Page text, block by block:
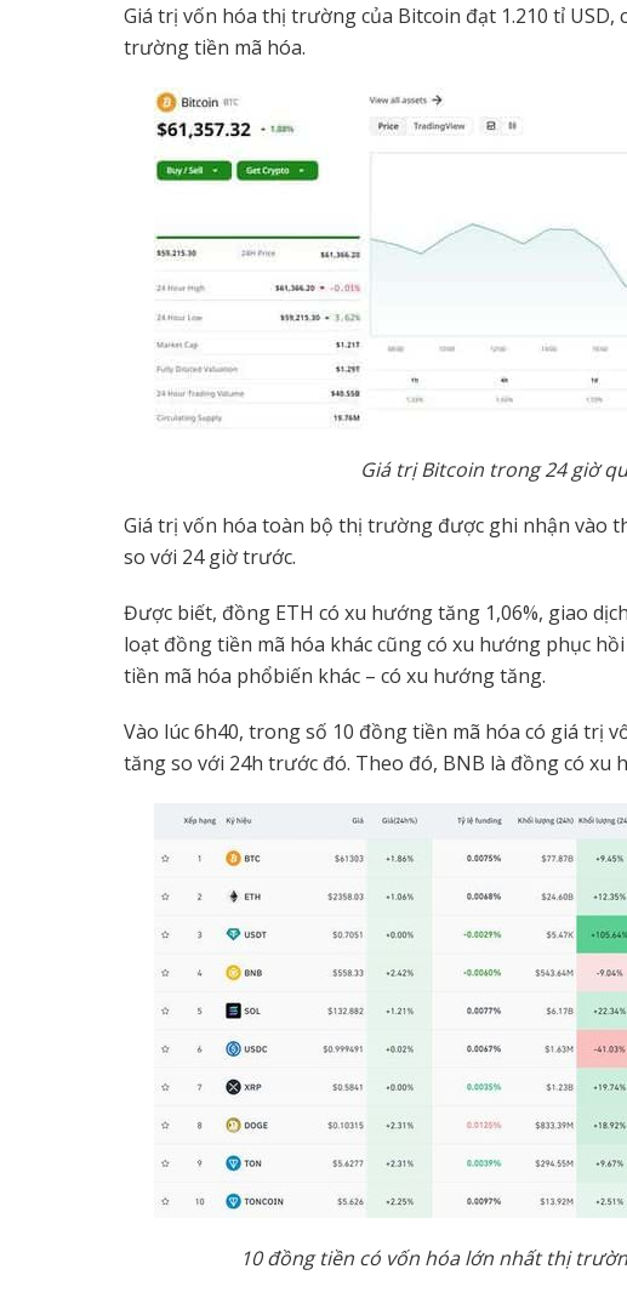
Giá trị vốn hóa thị trường của Bitcoin đạt 1.210 tỉ USD,
trường tiền mã hóa.
Giá trịBitcoin trong 24 giờ
Giá trị vốn hóa toàn bộ thị trường được ghi nhận vào
so với 24 giờ trước.
Được biết, đồng ETH có xu hướng tăng 1,06%, giao
loạt đồng tiền mã hóa khác cũng có xu hướng phục
tiền mã hóa phổbiến khác – có xu hướng tăng.
Vào lúc 6h40, trong số 10 đồng tiền mã hóa có giá trị
tăng so với 24h trước đó. Theo đó, BNB là đồng có xu
10 đồng tiền có vốn hóa lớn nhất thịtrườ